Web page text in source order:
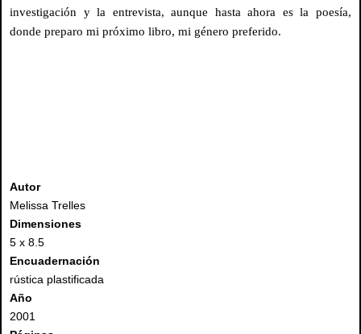
investigación y la entrevista, aunque hasta ahora es la poesía,
donde preparo mi próximo libro, mi género preferido.
Autor
Melissa Trelles
Dimensiones
5 x 8.5
Encuadernación
rústica plastificada
Año
2001